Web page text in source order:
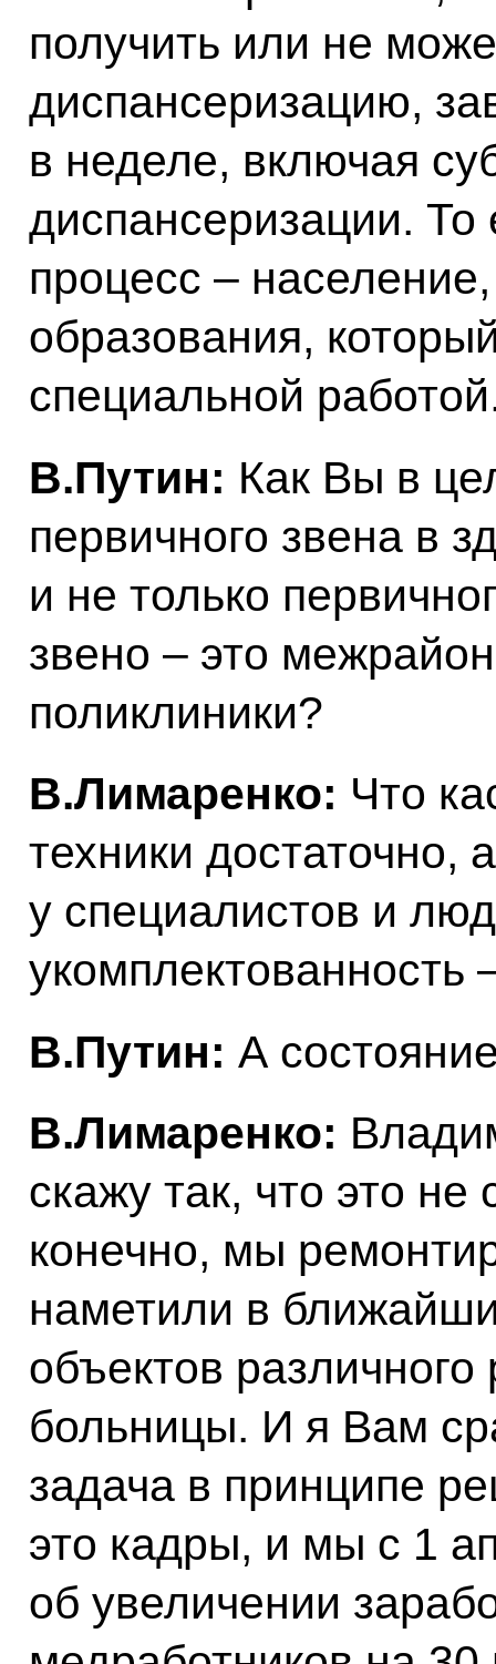
получить или не
диспансеризацию,
в неделе, включая
диспансеризации. То
процесс –
образования,
специальной
В.Путин: Как Вы в
первичного звена в
и не только
звено – это
поликлиники?
В.Лимаренко: Что
техники достаточно,
у специалистов и
укомплектованность
В.Путин: А
В.Лимаренко:
скажу так, что это
конечно, мы
наметили в
объектов
больницы. И я Вам
задача в принципе
это кадры, и мы с 1
об увеличении